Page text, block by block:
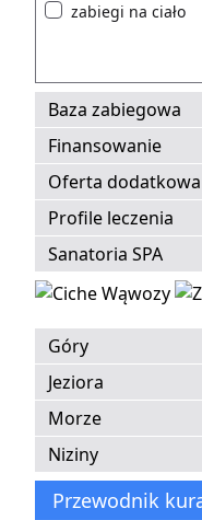
zabiegi na ciało
Baza zabiegowa
Finansowanie
Oferta
Profile leczenia
Sanatoria SPA
Góry
Jeziora
Morze
Niziny
Przewodnik